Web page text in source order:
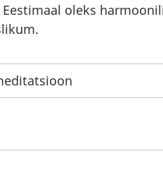
Eestimaal oleks